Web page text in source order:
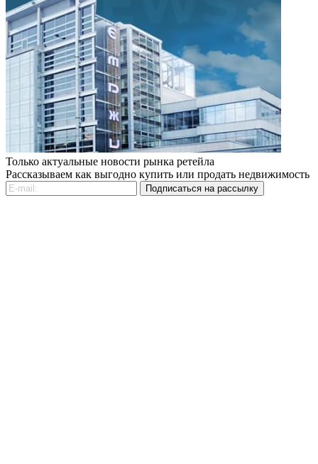
Только актуальные новости рынка ретейла
Рассказываем как выгодно купить или продать недвижимость